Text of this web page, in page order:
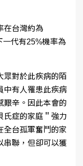
在台灣約為
一代有25%機率為
眾對於此疾病的陌
中有人罹患此疾病
艱辛。因此本會的
氏症的家庭＂強力
全台孤軍奮鬥的家
串聯，但卻可以獲